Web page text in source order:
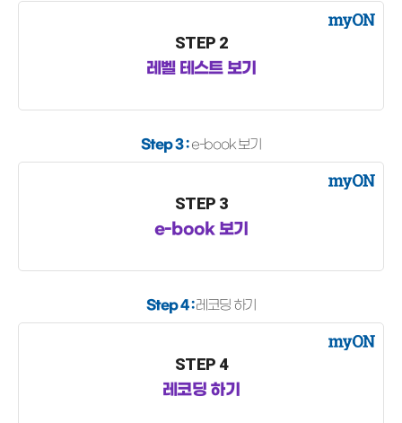
STEP 2
레벨 테스트 보기
Step 3 :e-book 보기
STEP 3
e-book 보기
Step 4 :레코딩 하기
STEP 4
레코딩 하기